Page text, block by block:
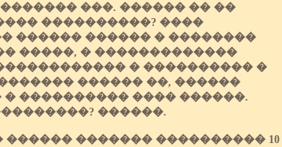
���. ������ �� ��
����������? ����
������ ������ � ��������
�����, � �������������
� ���������� �
������ ��, ������
���������� ���� ������.
������.
������ ������� ���������� 10